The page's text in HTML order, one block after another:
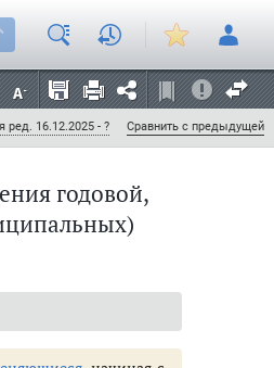
ред. 16.12.2025 - ? Сравнить с предыдущей
годовой,